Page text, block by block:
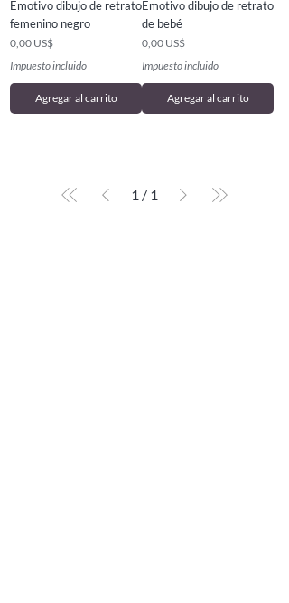
Emotivo dibujo de retrato
femenino negro
Precio
0,00 US$
Impuesto incluido
Agregar al carrito
Emotivo dibujo de retrato
de bebé
Precio
0,00 US$
Impuesto incluido
Agregar al carrito
1 / 1